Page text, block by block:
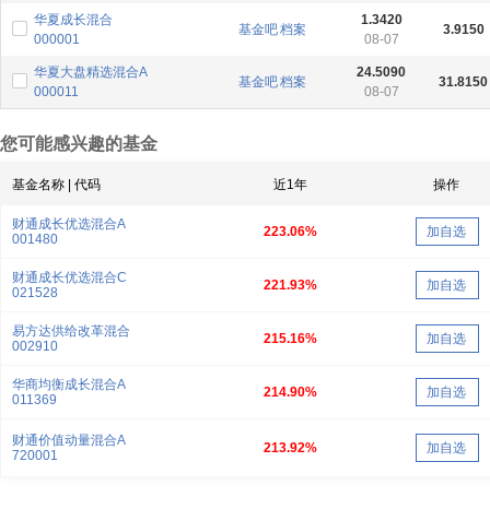
华夏成长混合
000001
基金吧档案
1.3420
08-07
3.9150
华夏大盘精选混合A
000011
基金吧档案
24.5090
08-07
31.8150
您可能感兴趣的基金
基金名称 | 代码 近1年 操作
财通成长优选混合A
001480
223.06% 加自选
财通成长优选混合C
021528
221.93% 加自选
易方达供给改革混合
002910
215.16% 加自选
华商均衡成长混合A
011369
214.90% 加自选
财通价值动量混合A
720001
213.92% 加自选